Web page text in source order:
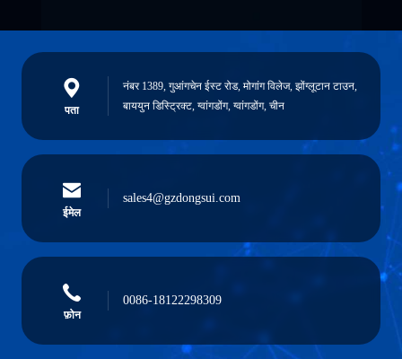
पता
नंबर 1389, गुआंगचेन ईस्ट रोड, मोगांग विलेज, झोंग्लूटान टाउन,
बाययुन डिस्ट्रिक्ट, ग्वांगडोंग, ग्वांगडोंग, चीन
ईमेल
sales4@gzdongsui.com
फ़ोन
0086-18122298309